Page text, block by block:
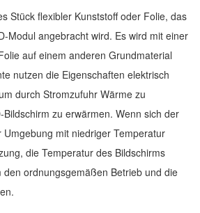
Stück flexibler Kunststoff oder Folie, das
Modul angebracht wird. Es wird mit einer
auf einem anderen Grundmaterial
nutzen die Eigenschaften elektrisch
durch Stromzufuhr Wärme zu
zu erwärmen. Wenn sich der
Umgebung mit niedriger Temperatur
die Temperatur des Bildschirms
ordnungsgemäßen Betrieb und die